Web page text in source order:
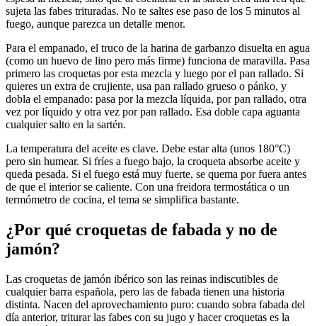
sujeta las fabes trituradas. No te saltes ese paso de los 5 minutos al
fuego, aunque parezca un detalle menor.
Para el empanado, el truco de la harina de garbanzo disuelta en agua
(como un huevo de lino pero más firme) funciona de maravilla. Pasa
primero las croquetas por esta mezcla y luego por el pan rallado. Si
quieres un extra de crujiente, usa pan rallado grueso o pánko, y
dobla el empanado: pasa por la mezcla líquida, por pan rallado, otra
vez por líquido y otra vez por pan rallado. Esa doble capa aguanta
cualquier salto en la sartén.
La temperatura del aceite es clave. Debe estar alta (unos 180°C)
pero sin humear. Si fríes a fuego bajo, la croqueta absorbe aceite y
queda pesada. Si el fuego está muy fuerte, se quema por fuera antes
de que el interior se caliente. Con una freidora termostática o un
termómetro de cocina, el tema se simplifica bastante.
¿Por qué croquetas de fabada y no de
jamón?
Las croquetas de jamón ibérico son las reinas indiscutibles de
cualquier barra española, pero las de fabada tienen una historia
distinta. Nacen del aprovechamiento puro: cuando sobra fabada del
día anterior, triturar las fabes con su jugo y hacer croquetas es la